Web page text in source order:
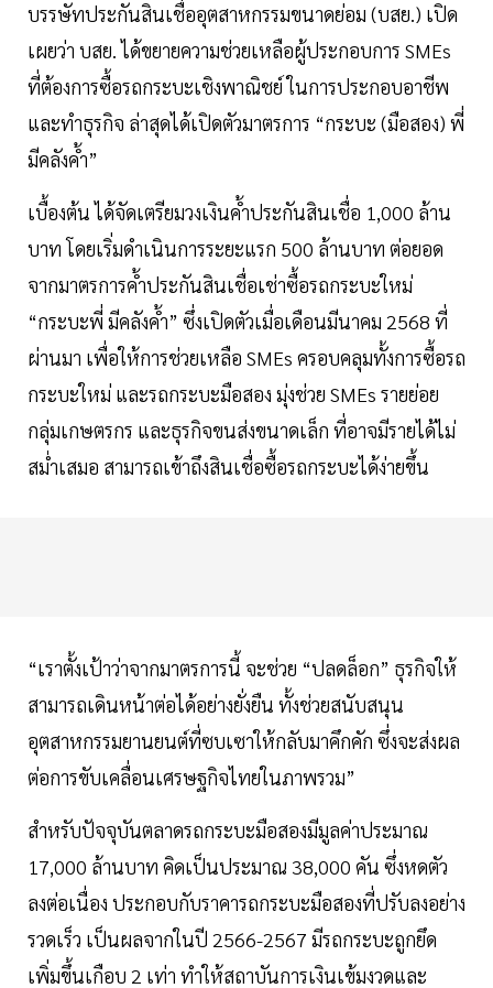
บรรษัทประกันสินเชื่ออุตสาหกรรมขนาดย่อม (บสย.) เปิด
เผยว่า บสย. ได้ขยายความช่วยเหลือผู้ประกอบการ SMEs
ที่ต้องการซื้อรถกระบะเชิงพาณิชย์ ในการประกอบอาชีพ
และทำธุรกิจ ล่าสุดได้เปิดตัวมาตรการ “กระบะ (มือสอง) พี่
มีคลังค้ำ”
เบื้องต้น ได้จัดเตรียมวงเงินค้ำประกันสินเชื่อ 1,000 ล้าน
บาท โดยเริ่มดำเนินการระยะแรก 500 ล้านบาท ต่อยอด
จากมาตรการค้ำประกันสินเชื่อเช่าซื้อรถกระบะใหม่
“กระบะพี่ มีคลังค้ำ” ซึ่งเปิดตัวเมื่อเดือนมีนาคม 2568 ที่
ผ่านมา เพื่อให้การช่วยเหลือ SMEs ครอบคลุมทั้งการซื้อรถ
กระบะใหม่ และรถกระบะมือสอง มุ่งช่วย SMEs รายย่อย
กลุ่มเกษตรกร และธุรกิจขนส่งขนาดเล็ก ที่อาจมีรายได้ไม่
สม่ำเสมอ สามารถเข้าถึงสินเชื่อซื้อรถกระบะได้ง่ายขึ้น
“เราตั้งเป้าว่าจากมาตรการนี้ จะช่วย “ปลดล็อก” ธุรกิจให้
สามารถเดินหน้าต่อได้อย่างยั่งยืน ทั้งช่วยสนับสนุน
อุตสาหกรรมยานยนต์ที่ซบเซาให้กลับมาคึกคัก ซึ่งจะส่งผล
ต่อการขับเคลื่อนเศรษฐกิจไทยในภาพรวม”
สำหรับปัจจุบันตลาดรถกระบะมือสองมีมูลค่าประมาณ
17,000 ล้านบาท คิดเป็นประมาณ 38,000 คัน ซึ่งหดตัว
ลงต่อเนื่อง ประกอบกับราคารถกระบะมือสองที่ปรับลงอย่าง
รวดเร็ว เป็นผลจากในปี 2566-2567 มีรถกระบะถูกยึด
เพิ่มขึ้นเกือบ 2 เท่า ทำให้สถาบันการเงินเข้มงวดและ